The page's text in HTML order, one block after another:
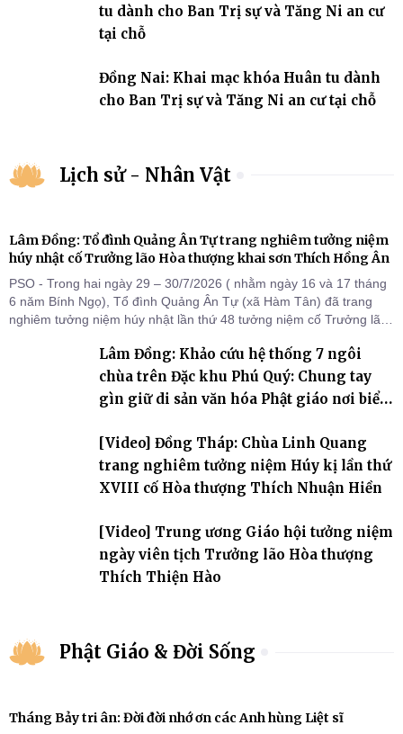
tu dành cho Ban Trị sự và Tăng Ni an cư
tại chỗ
Đồng Nai: Khai mạc khóa Huân tu dành
cho Ban Trị sự và Tăng Ni an cư tại chỗ
Lịch sử - Nhân Vật
Lâm Đồng: Tổ đình Quảng Ân Tự trang nghiêm tưởng niệm
húy nhật cố Trưởng lão Hòa thượng khai sơn Thích Hồng Ân
PSO - Trong hai ngày 29 – 30/7/2026 ( nhằm ngày 16 và 17 tháng
6 năm Bính Ngọ), Tổ đình Quảng Ân Tự (xã Hàm Tân) đã trang
nghiêm tưởng niệm húy nhật lần thứ 48 tưởng niệm cố Trưởng lão
Chư Tôn đức Tăng Ni, môn đồ pháp quyến cùng đông đảo thiện tín
Phật tử đã đồng vân tập về đạo tràng, th
Lâm Đồng: Khảo cứu hệ thống 7 ngôi
chùa trên Đặc khu Phú Quý: Chung tay
gìn giữ di sản văn hóa Phật giáo nơi biển
[Video] Đồng Tháp: Chùa Linh Quang
trang nghiêm tưởng niệm Húy kị lần thứ
XVIII cố Hòa thượng Thích Nhuận Hiền
[Video] Trung ương Giáo hội tưởng niệm
ngày viên tịch Trưởng lão Hòa thượng
Thích Thiện Hào
Phật Giáo & Đời Sống
Tháng Bảy tri ân: Đời đời nhớ ơn các Anh hùng Liệt sĩ